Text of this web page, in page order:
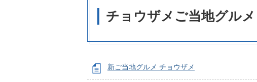
チョウザメご当地グルメ
新ご当地グルメ チョウザメ